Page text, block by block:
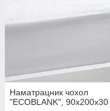
Наматрацник чохол
"ECOBLANK", 90x200x30